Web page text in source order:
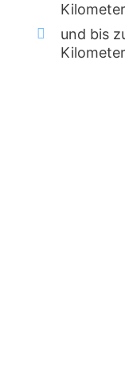
Kilometer
und bis